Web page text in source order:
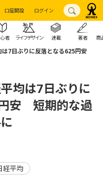
口座開設 ログイン
者 ライフデザイン 連載 著者 商
は7日ぶりに反落となる625円安
平均は7日ぶりに
安 短期的な過
経平均